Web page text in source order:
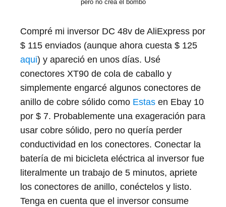
pero no crea el bombo
Compré mi inversor DC 48v de AliExpress por
$ 115 enviados (aunque ahora cuesta $ 125
aqui) y apareció en unos días. Usé
conectores XT90 de cola de caballo y
simplemente engarcé algunos conectores de
anillo de cobre sólido como Estas en Ebay 10
por $ 7. Probablemente una exageración para
usar cobre sólido, pero no quería perder
conductividad en los conectores. Conectar la
batería de mi bicicleta eléctrica al inversor fue
literalmente un trabajo de 5 minutos, apriete
los conectores de anillo, conéctelos y listo.
Tenga en cuenta que el inversor consume